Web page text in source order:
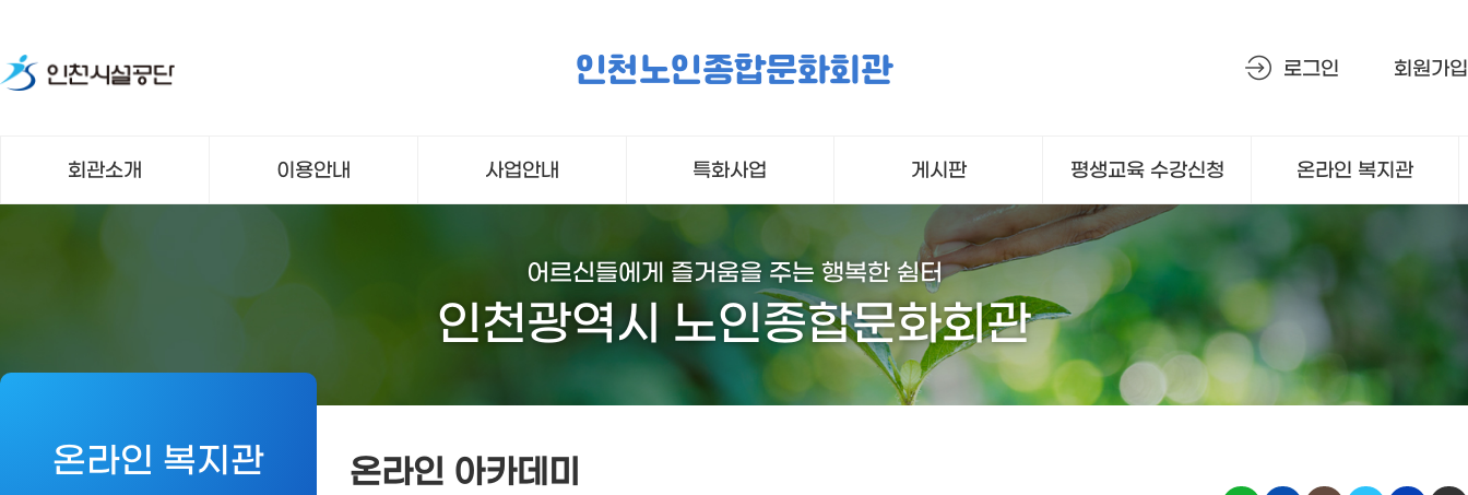
인천노인종합문화회관 로그인 회원가입
회관소개 이용안내 사업안내 특화사업 게시판 평생교육 수강신청 온라인 복지관
어르신들에게 즐거움을 주는 행복한 쉼터
인천광역시 노인종합문화회관
온라인 복지관 온라인 아카데미